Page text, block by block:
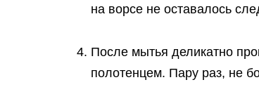
на ворсе не оставалось
После мытья деликатно
полотенцем. Пару раз, не